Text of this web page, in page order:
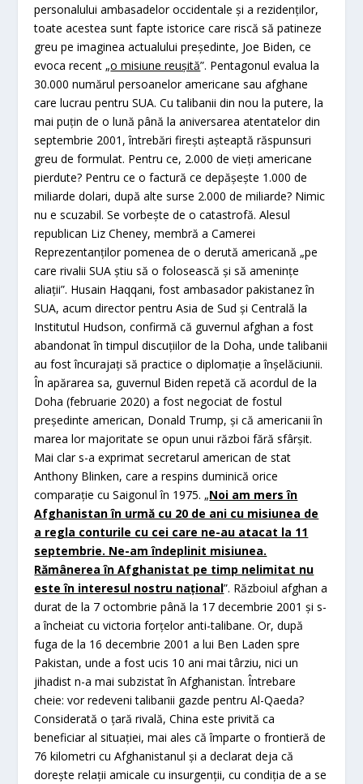
personalului ambasadelor occidentale şi a rezidenţilor,
toate acestea sunt fapte istorice care riscă să patineze
greu pe imaginea actualului preşedinte, Joe Biden, ce
evoca recent „o misiune reuşită”. Pentagonul evalua la
30.000 numărul persoanelor americane sau afghane
care lucrau pentru SUA. Cu talibanii din nou la putere, la
mai puţin de o lună până la aniversarea atentatelor din
septembrie 2001, întrebări fireşti aşteaptă răspunsuri
greu de formulat. Pentru ce, 2.000 de vieţi americane
pierdute? Pentru ce o factură ce depăşeşte 1.000 de
miliarde dolari, după alte surse 2.000 de miliarde? Nimic
nu e scuzabil. Se vorbeşte de o catastrofă. Alesul
republican Liz Cheney, membră a Camerei
Reprezentanţilor pomenea de o derută americană „pe
care rivalii SUA ştiu să o folosească şi să ameninţe
aliaţii”. Husain Haqqani, fost ambasador pakistanez în
SUA, acum director pentru Asia de Sud şi Centrală la
Institutul Hudson, confirmă că guvernul afghan a fost
abandonat în timpul discuţiilor de la Doha, unde talibanii
au fost încurajaţi să practice o diplomaţie a înşelăciunii.
În apărarea sa, guvernul Biden repetă că acordul de la
Doha (februarie 2020) a fost negociat de fostul
preşedinte american, Donald Trump, şi că americanii în
marea lor majoritate se opun unui război fără sfârşit.
Mai clar s-a exprimat secretarul american de stat
Anthony Blinken, care a respins duminică orice
comparaţie cu Saigonul în 1975. „Noi am mers în
Afghanistan în urmă cu 20 de ani cu misiunea de
a regla conturile cu cei care ne-au atacat la 11
septembrie. Ne-am îndeplinit misiunea.
Rămânerea în Afghanistat pe timp nelimitat nu
este în interesul nostru naţional”. Războiul afghan a
durat de la 7 octombrie până la 17 decembrie 2001 şi s-
a încheiat cu victoria forţelor anti-talibane. Or, după
fuga de la 16 decembrie 2001 a lui Ben Laden spre
Pakistan, unde a fost ucis 10 ani mai târziu, nici un
jihadist n-a mai subzistat în Afghanistan. Întrebare
cheie: vor redeveni talibanii gazde pentru Al-Qaeda?
Considerată o ţară rivală, China este privită ca
beneficiar al situaţiei, mai ales că împarte o frontieră de
76 kilometri cu Afghanistanul şi a declarat deja că
doreşte relaţii amicale cu insurgenţii, cu condiţia de a se